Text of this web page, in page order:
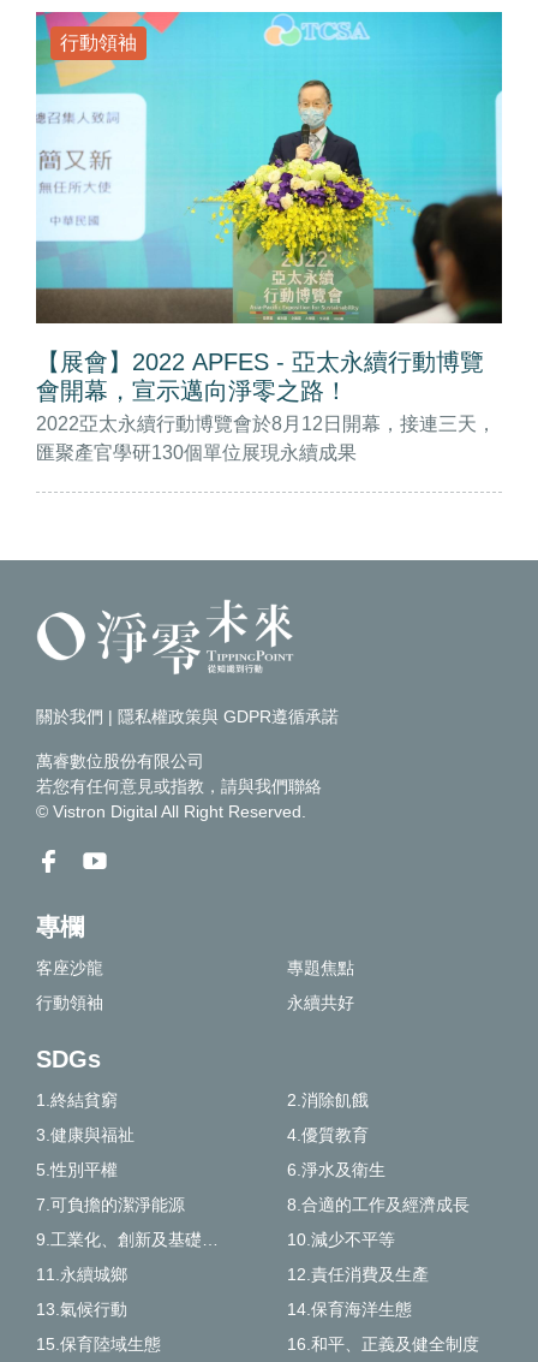
行動領袖
【展會】2022 APFES - 亞太永續行動博覽
會開幕，宣示邁向淨零之路！
2022亞太永續行動博覽會於8月12日開幕，接連三天，
匯聚產官學研130個單位展現永續成果
關於我們 | 隱私權政策與 GDPR遵循承諾
萬睿數位股份有限公司
若您有任何意見或指教，請與我們聯絡
© Vistron Digital All Right Reserved.
專欄
客座沙龍
專題焦點
行動領袖
永續共好
SDGs
1.終結貧窮
2.消除飢餓
3.健康與福祉
4.優質教育
5.性別平權
6.淨水及衛生
7.可負擔的潔淨能源
8.合適的工作及經濟成長
10.減少不平等
11.永續城鄉
12.責任消費及生產
13.氣候行動
14.保育海洋生態
15.保育陸域生態
16.和平、正義及健全制度